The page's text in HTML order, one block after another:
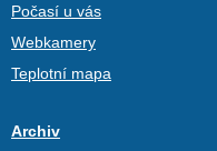
Počasí u vás
Webkamery
Teplotní mapa
Archiv